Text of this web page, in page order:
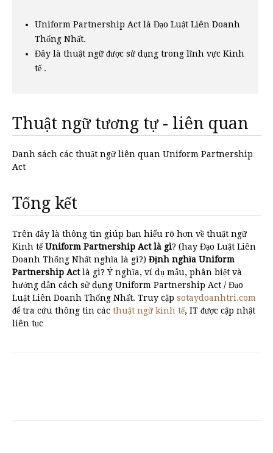
Uniform Partnership Act là Đạo Luật Liên Doanh
Thống Nhất.
Đây là thuật ngữ được sử dụng trong lĩnh vực Kinh
tế .
Thuật ngữ tương tự - liên quan
Danh sách các thuật ngữ liên quan Uniform Partnership
Act
Tổng kết
Trên đây là thông tin giúp bạn hiểu rõ hơn về thuật ngữ
Kinh tếUniform Partnership Act là gì? (hay Đạo Luật Liên
Doanh Thống Nhất nghĩa là gì?) Định nghĩa Uniform
Partnership Actlà gì? Ý nghĩa, ví dụ mẫu, phân biệt và
hướng dẫn cách sử dụng Uniform Partnership Act / Đạo
Luật Liên Doanh Thống Nhất. Truy cập sotaydoanhtri.com
để tra cứu thông tin các thuật ngữ kinh tế, IT được cập nhật
liên tục